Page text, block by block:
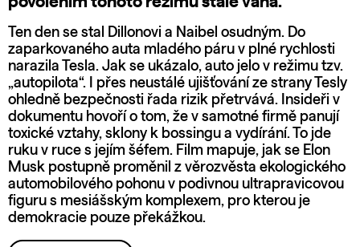
Ten den se stal Dillonovi a Naibel osudným. Do
zaparkovaného auta mladého páru v plné rychlosti
narazila Tesla. Jak se ukázalo, auto jelo v režimu tzv.
„autopilota“. I přes neustálé ujišťování ze strany Tesly
ohledně bezpečnosti řada rizik přetrvává. Insideři v
dokumentu hovoří o tom, že v samotné firmě panují
toxické vztahy, sklony k bossingu a vydírání. To jde
ruku v ruce s jejím šéfem. Film mapuje, jak se Elon
Musk postupně proměnil z věrozvěsta ekologického
automobilového pohonu v podivnou ultrapravicovou
figuru s mesiášským komplexem, pro kterou je
demokracie pouze překážkou.